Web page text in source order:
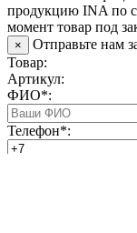
продукцию INA по
момент товар под
×
Отправьте нам
Товар:
Артикул:
ФИО*:
Телефон*: